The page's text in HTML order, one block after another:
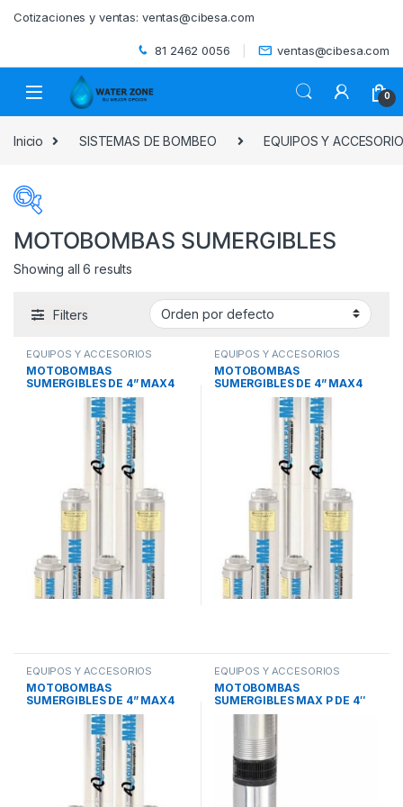
Cotizaciones y ventas: ventas@cibesa.com
81 2462 0056 ventas@cibesa.com
0
Inicio SISTEMAS DE BOMBEO EQUIPOS Y
MOTOBOMBAS SUMERGIBLES
Showing all 6 results
Filters
EQUIPOS Y ACCESORIOS
SUMERGIBLES , MOTOBOMBAS
SUMERGIBLES,SISTEMAS DE
BOMBEO
MOTOBOMBAS
SUMERGIBLES DE 4” MAX4
(MODELOS CON MOTOR DE 2
EQUIPOS Y ACCESORIOS
SUMERGIBLES , MOTOBOMBAS
SUMERGIBLES,SISTEMAS DE
BOMBEO
MOTOBOMBAS
SUMERGIBLES DE 4” MAX4
(MODELOS DE MAYOR
EQUIPOS Y ACCESORIOS
SUMERGIBLES , MOTOBOMBAS
SUMERGIBLES,SISTEMAS DE
BOMBEO
MOTOBOMBAS
SUMERGIBLES DE 4” MAX4
(MODELOS DE MAYOR
EQUIPOS Y ACCESORIOS
SUMERGIBLES , MOTOBOMBAS
SUMERGIBLES,SISTEMAS DE
BOMBEO
MOTOBOMBAS
SUMERGIBLES MAX P DE 4″
EN 115V (CON MOTOR 3